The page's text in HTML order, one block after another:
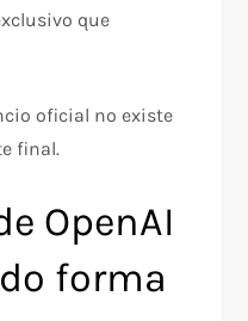
que
oficial no existe
final.
OpenAI
forma